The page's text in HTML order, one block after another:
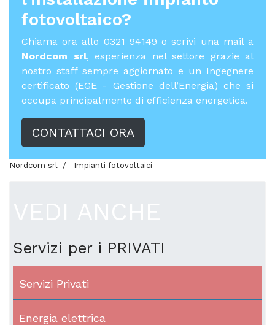
fotovoltaico?
Chiama ora allo 0321 94149 o scrivi una mail a
Nordcom srl, esperienza nel settore grazie al
nostro staff sempre aggiornato e un Ingegnere
certificato (EGE - Gestione dell’Energia) che si
occupa principalmente di efficienza energetica.
CONTATTACI ORA
Nordcom srl Impianti fotovoltaici
Servizi per i PRIVATI
Servizi Privati
Energia elettrica